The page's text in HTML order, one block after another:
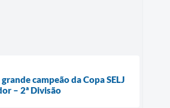
campeão da Copa SELJ
– 2ª Divisão